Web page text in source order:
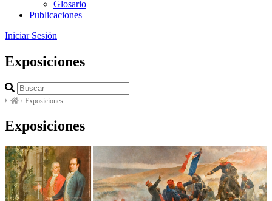
Glosario
Publicaciones
Iniciar Sesión
Exposiciones
/ Exposiciones
Exposiciones